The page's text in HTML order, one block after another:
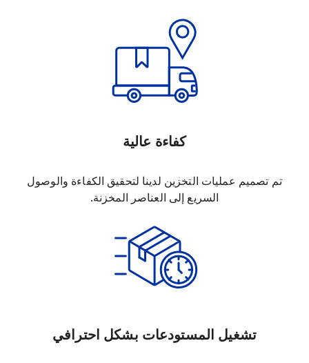
كفاءة عالية
تم تصميم عمليات التخزين لدينا لتحقيق الكفاءة والوصول
السريع إلى العناصر المخزنة.
تشغيل المستودعات بشكل احترافي